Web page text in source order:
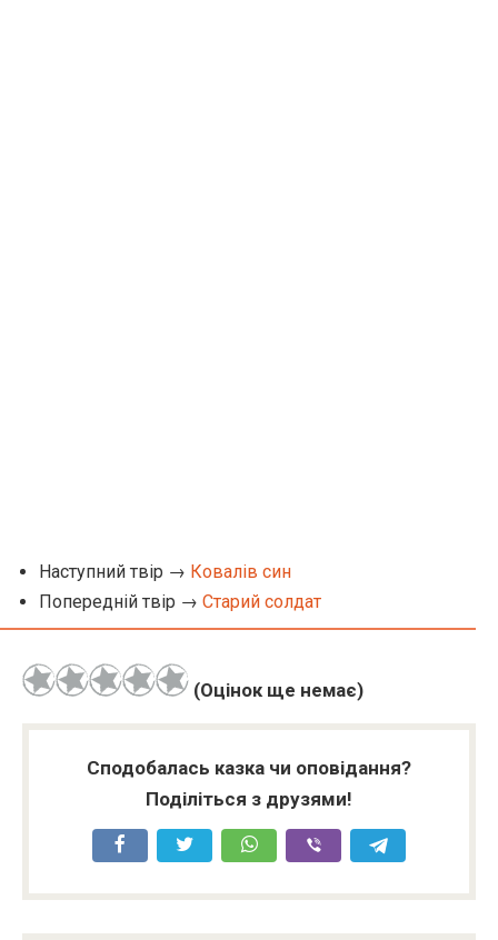
Наступний твір → Ковалів син
Попередній твір → Старий солдат
(Оцінок ще немає)
Сподобалась казка чи оповідання?
Поділіться з друзями!